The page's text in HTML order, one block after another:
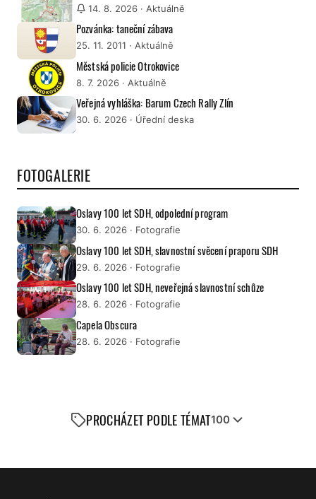
14. 8. 2026 · Aktuálně
Pozvánka: taneční zábava
25. 11. 2011 · Aktuálně
Městská policie Otrokovice
8. 7. 2026 · Aktuálně
Veřejná vyhláška: Barum Czech Rally Zlín
30. 6. 2026 · Úřední deska
FOTOGALERIE
Oslavy 100 let SDH, odpolední program
30. 6. 2026 · Fotografie
Oslavy 100 let SDH, slavnostní svěcení praporu SDH
29. 6. 2026 · Fotografie
Oslavy 100 let SDH, neveřejná slavnostní schůze
28. 6. 2026 · Fotografie
Capela Obscura
28. 6. 2026 · Fotografie
PROCHÁZET PODLE TÉMAT100